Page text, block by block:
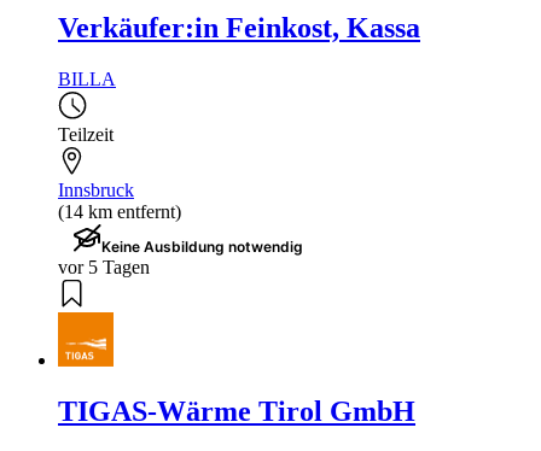
Verkäufer:in Feinkost, Kassa
BILLA
Teilzeit
Innsbruck
(14 km entfernt)
Keine Ausbildung notwendig
vor 5 Tagen
TIGAS-Wärme Tirol GmbH